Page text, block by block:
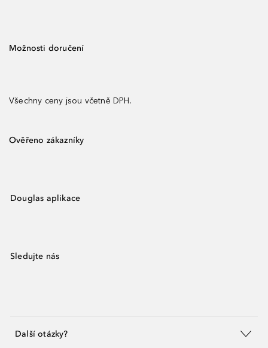
Možnosti doručení
Všechny ceny jsou včetně DPH.
Ověřeno zákazníky
Douglas aplikace
Sledujte nás
Další otázky?